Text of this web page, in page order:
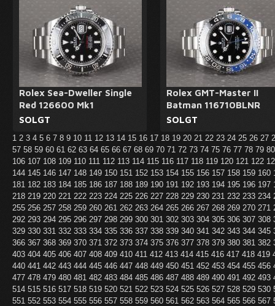
Rolex Sea-Dweller Single
Red 126600 Mk1
SOLGT
Rolex GMT-Master II
Batman 116710BLNR
SOLGT
1 2 3 4 5 6 7 8 9 10 11 12 13 14 15 16 17 18 19 20 21 22 23 24 25 26 27
57 58 59 60 61 62 63 64 65 66 67 68 69 70 71 72 73 74 75 76 77 78 79
106 107 108 109 110 111 112 113 114 115 116 117 118 119 120 121 122
144 145 146 147 148 149 150 151 152 153 154 155 156 157 158 159 160
181 182 183 184 185 186 187 188 189 190 191 192 193 194 195 196 197
218 219 220 221 222 223 224 225 226 227 228 229 230 231 232 233 234
255 256 257 258 259 260 261 262 263 264 265 266 267 268 269 270 271
292 293 294 295 296 297 298 299 300 301 302 303 304 305 306 307 308
329 330 331 332 333 334 335 336 337 338 339 340 341 342 343 344 345
366 367 368 369 370 371 372 373 374 375 376 377 378 379 380 381 382
403 404 405 406 407 408 409 410 411 412 413 414 415 416 417 418 419
440 441 442 443 444 445 446 447 448 449 450 451 452 453 454 455 456
477 478 479 480 481 482 483 484 485 486 487 488 489 490 491 492 493
514 515 516 517 518 519 520 521 522 523 524 525 526 527 528 529 530
551 552 553 554 555 556 557 558 559 560 561 562 563 564 565 566 567